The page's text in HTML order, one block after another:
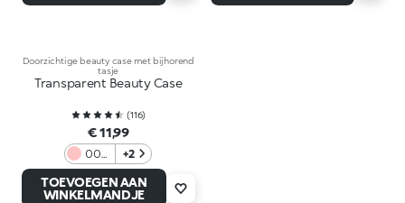
Doorzichtige beauty case met bijhorend
tasje
Transparent Beauty Case
(116)
€ 11,99
003
Pink
+2
TOEVOEGEN AAN
WINKELMANDJE